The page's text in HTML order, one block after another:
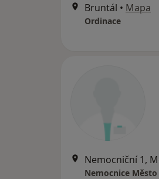
Bruntál • Mapa
Ordinace
Nemocniční 1,
Nemocnice